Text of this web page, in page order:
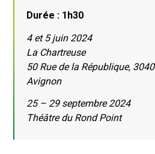
Durée : 1h30
4 et 5 juin 2024
La Chartreuse
50 Rue de la République,
Avignon
25 – 29 septembre 2024
Théâtre du Rond Point